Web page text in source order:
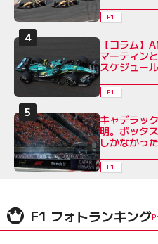
F1
【コラム】
マーティン
スケジュー
F1
キャデラッ
明。ボッタ
しかなかっ
F1
F1 フォトランキング